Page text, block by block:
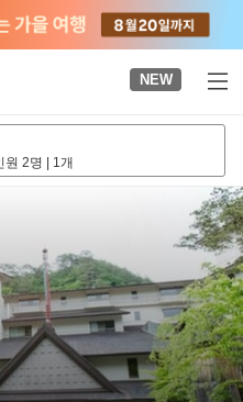
NEW
원 2명 | 1개